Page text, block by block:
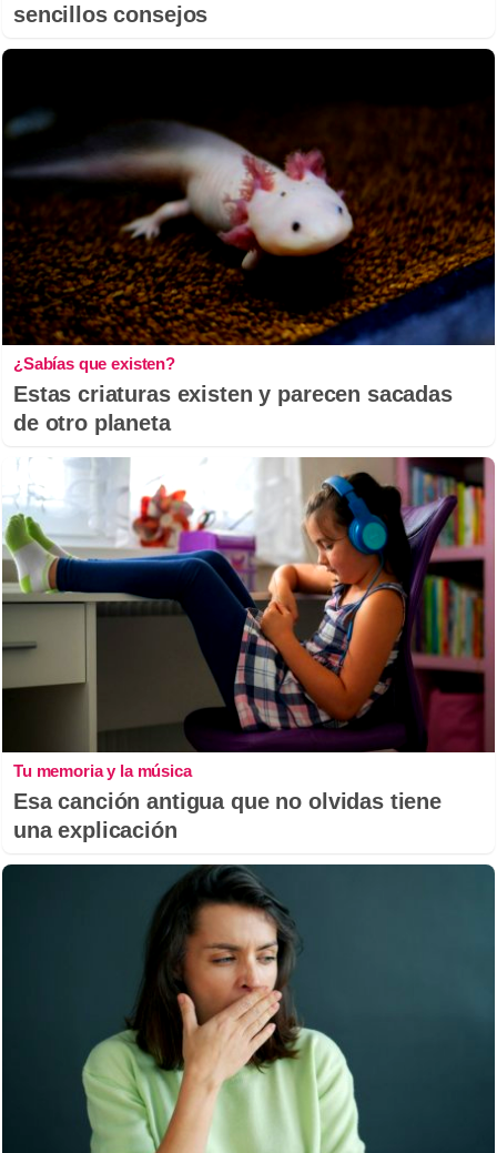
sencillos consejos
¿Sabías que existen?
Estas criaturas existen y parecen sacadas
de otro planeta
Tu memoria y la música
Esa canción antigua que no olvidas tiene
una explicación